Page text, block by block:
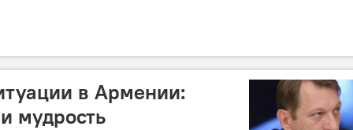
в Армении:
мудрость